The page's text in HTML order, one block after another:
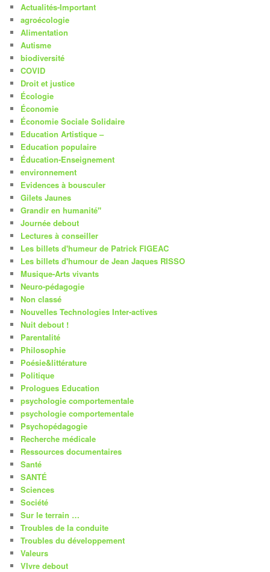
Actualités-Important
agroécologie
Alimentation
Autisme
biodiversité
COVID
Droit et justice
Écologie
Économie
Économie Sociale Solidaire
Education Artistique –
Education populaire
Éducation-Enseignement
environnement
Evidences à bousculer
Gilets Jaunes
Grandir en humanité"
Journée debout
Lectures à conseiller
Les billets d'humeur de Patrick FIGEAC
Les billets d'humour de Jean Jaques RISSO
Musique-Arts vivants
Neuro-pédagogie
Non classé
Nouvelles Technologies Inter-actives
Nuit debout !
Parentalité
Philosophie
Poésie&littérature
Politique
Prologues Education
psychologie comportementale
psychologie comportementale
Psychopédagogie
Recherche médicale
Ressources documentaires
Santé
SANTÉ
Sciences
Société
Sur le terrain …
Troubles de la conduite
Troubles du développement
Valeurs
VIvre debout